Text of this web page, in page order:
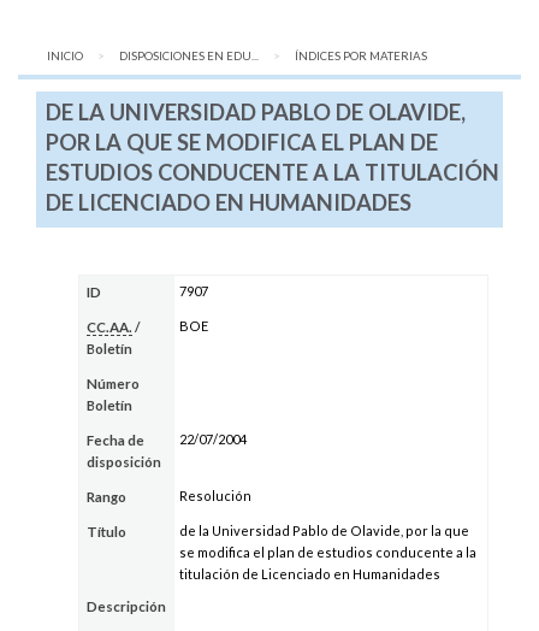
INICIO DISPOSICIONES EN EDU... AQUÍ:
ÍNDICES POR MATERIAS
DE LA UNIVERSIDAD PABLO DE OLAVIDE,
POR LA QUE SE MODIFICA EL PLAN DE
ESTUDIOS CONDUCENTE A LA TITULACIÓN
DE LICENCIADO EN HUMANIDADES
ID 7907
CC.AA. /
Boletín
BOE
Número
Boletín
Fecha de
disposición
22/07/2004
Rango Resolución
Título
de la Universidad Pablo de Olavide, por la que
se modifica el plan de estudios conducente a la
titulación de Licenciado en Humanidades
Descripción